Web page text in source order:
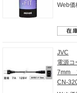
Web価
JVC
電源
7mm
CN-